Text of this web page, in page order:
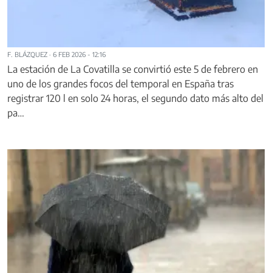
F. BLÁZQUEZ · 6 FEB 2026 - 12:16
La estación de La Covatilla se convirtió este 5 de febrero en
uno de los grandes focos del temporal en España tras
registrar 120 l en solo 24 horas, el segundo dato más alto del
pa…